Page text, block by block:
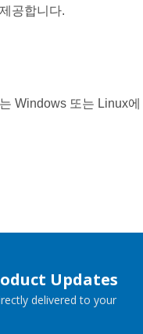
공합니다.
Windows 또는 Linux에
Updates
delivered to your